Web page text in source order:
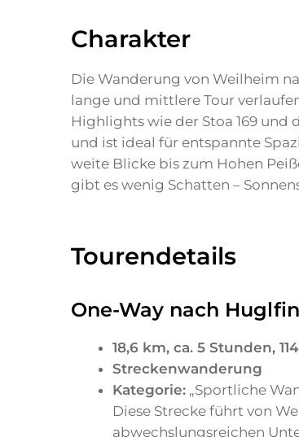
Charakter
Die Wanderung von Weilheim
lange und mittlere Tour
Highlights wie der Stoa 169
und ist ideal für entspannte
weite Blicke bis zum Hohen
gibt es wenig Schatten –
Tourendetails
One-Way nach
18,6 km, ca. 5 Stunden,
Streckenwanderung
Kategorie: „Sportliche
Diese Strecke führt von
abwechslungsreichen